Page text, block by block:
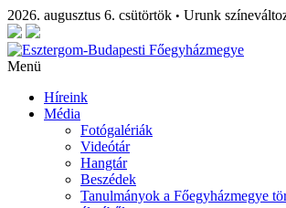
2026. augusztus 6. csütörtök • Urunk
Menü
Híreink
Média
Fotógalériák
Videótár
Hangtár
Beszédek
Tanulmányok a Főegyházmegye